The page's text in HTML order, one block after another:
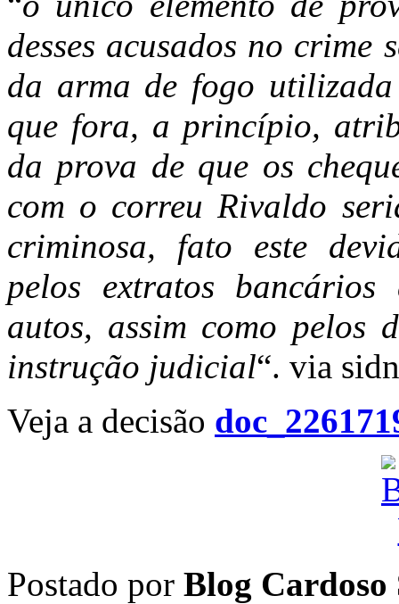
desses acusados no
da arma de fogo
que fora, a princípio,
da prova de que os
com o correu Rivaldo
criminosa, fato este
pelos extratos bancários
autos, assim como pelos
instrução judicial“. via
Veja a decisão
Postado por Blog Cardoso